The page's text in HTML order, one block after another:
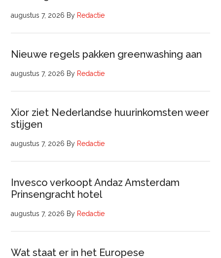
augustus 7, 2026 By Redactie
Nieuwe regels pakken greenwashing aan
augustus 7, 2026 By Redactie
Xior ziet Nederlandse huurinkomsten weer
stijgen
augustus 7, 2026 By Redactie
Invesco verkoopt Andaz Amsterdam
Prinsengracht hotel
augustus 7, 2026 By Redactie
Wat staat er in het Europese